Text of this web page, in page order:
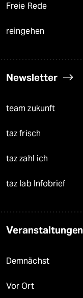
Freie Rede
reingehen
Newsletter
team zukunft
taz frisch
taz zahl ich
taz lab Infobrief
Veranstaltungen
Demnächst
Vor Ort